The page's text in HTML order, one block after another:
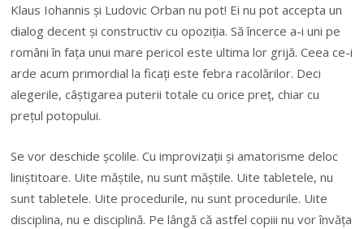
Klaus Iohannis și Ludovic Orban nu pot! Ei nu pot accepta un
dialog decent și constructiv cu opoziția. Să încerce a-i uni pe
români în fața unui mare pericol este ultima lor grijă. Ceea ce-i
arde acum primordial la ficați este febra racolărilor. Deci
alegerile, câștigarea puterii totale cu orice preț, chiar cu
prețul potopului.
Se vor deschide școlile. Cu improvizații și amatorisme deloc
liniștitoare. Uite măștile, nu sunt măștile. Uite tabletele, nu
sunt tabletele. Uite procedurile, nu sunt procedurile. Uite
disciplina, nu e disciplină. Pe lângă că astfel copiii nu vor învăța